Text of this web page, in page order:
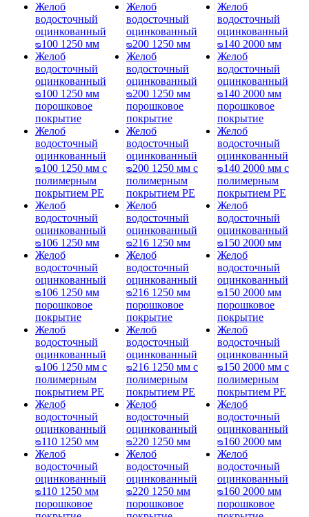
Желоб
водосточный
оцинкованный
ᴓ100 1250 мм
Желоб
водосточный
оцинкованный
ᴓ100 1250 мм
порошковое
покрытие
Желоб
водосточный
оцинкованный
ᴓ100 1250 мм с
полимерным
покрытием PE
Желоб
водосточный
оцинкованный
ᴓ106 1250 мм
Желоб
водосточный
оцинкованный
ᴓ106 1250 мм
порошковое
покрытие
Желоб
водосточный
оцинкованный
ᴓ106 1250 мм с
полимерным
покрытием PE
Желоб
водосточный
оцинкованный
ᴓ110 1250 мм
Желоб
водосточный
оцинкованный
ᴓ110 1250 мм
порошковое
Желоб
водосточный
оцинкованный
ᴓ200 1250 мм
Желоб
водосточный
оцинкованный
ᴓ200 1250 мм
порошковое
покрытие
Желоб
водосточный
оцинкованный
ᴓ200 1250 мм с
полимерным
покрытием PE
Желоб
водосточный
оцинкованный
ᴓ216 1250 мм
Желоб
водосточный
оцинкованный
ᴓ216 1250 мм
порошковое
покрытие
Желоб
водосточный
оцинкованный
ᴓ216 1250 мм с
полимерным
покрытием PE
Желоб
водосточный
оцинкованный
ᴓ220 1250 мм
Желоб
водосточный
оцинкованный
ᴓ220 1250 мм
порошковое
Желоб
водосточный
оцинкованный
ᴓ140 2000 мм
Желоб
водосточный
оцинкованный
ᴓ140 2000 мм
порошковое
покрытие
Желоб
водосточный
оцинкованный
ᴓ140 2000 мм с
полимерным
покрытием PE
Желоб
водосточный
оцинкованный
ᴓ150 2000 мм
Желоб
водосточный
оцинкованный
ᴓ150 2000 мм
порошковое
покрытие
Желоб
водосточный
оцинкованный
ᴓ150 2000 мм с
полимерным
покрытием PE
Желоб
водосточный
оцинкованный
ᴓ160 2000 мм
Желоб
водосточный
оцинкованный
ᴓ160 2000 мм
порошковое